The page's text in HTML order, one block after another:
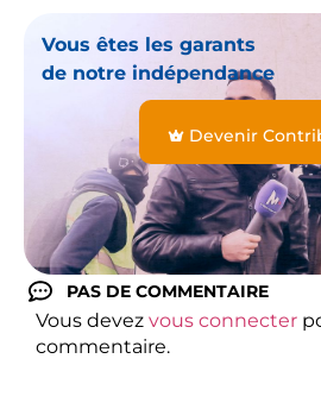
Vous êtes les garants
de notre indépendance
Devenir
PAS DE COMMENTAIRE
Vous devez vous connecter
commentaire.